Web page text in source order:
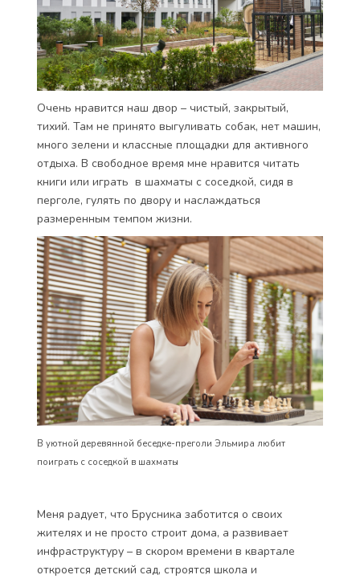
Очень нравится наш двор – чистый, закрытый,
тихий. Там не принято выгуливать собак, нет машин,
много зелени и классные площадки для активного
отдыха. В свободное время мне нравится читать
книги или играть в шахматы с соседкой, сидя в
перголе, гулять по двору и наслаждаться
размеренным темпом жизни.
В уютной деревянной беседке-преголи Эльмира любит
поиграть с соседкой в шахматы
Меня радует, что Брусника заботится о своих
жителях и не просто строит дома, а развивает
инфраструктуру – в скором времени в квартале
откроется детский сад, строятся школа и